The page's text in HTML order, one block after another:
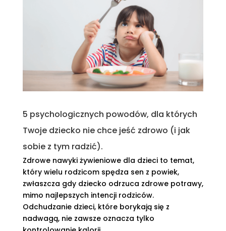
5 psychologicznych powodów, dla których
Twoje dziecko nie chce jeść zdrowo (i jak
sobie z tym radzić).
Zdrowe nawyki żywieniowe dla dzieci to temat,
który wielu rodzicom spędza sen z powiek,
zwłaszcza gdy dziecko odrzuca zdrowe potrawy,
mimo najlepszych intencji rodziców.
Odchudzanie dzieci, które borykają się z
nadwagą, nie zawsze oznacza tylko